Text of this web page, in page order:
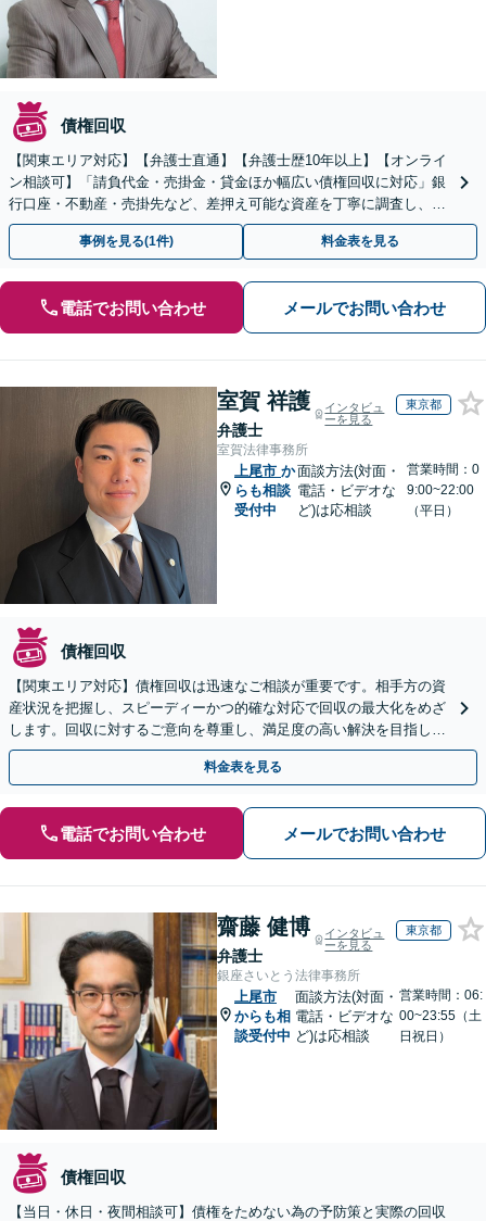
債権回収
【関東エリア対応】【弁護士直通】【弁護士歴10年以上】【オンライ
ン相談可】「請負代金・売掛金・貸金ほか幅広い債権回収に対応」銀
行口座・不動産・売掛先など、差押え可能な資産を丁寧に調査し、効
果的な手続きを選択します【休日・夜間相談可】
事例を見る(1件) 料金表を見る
電話でお問い合わせ メールでお問い合わせ
室賀 祥護
弁護士
インタビュ
ーを見る
東京都
室賀法律事務所
上尾市 か
らも相談
受付中
面談方法(対面・
電話・ビデオな
ど)は応相談
営業時間：0
9:00~22:00
（平日）
債権回収
【関東エリア対応】債権回収は迅速なご相談が重要です。相手方の資
産状況を把握し、スピーディーかつ的確な対応で回収の最大化をめざ
します。回収に対するご意向を尊重し、満足度の高い解決を目指しま
す【休日・夜間相談対応】
料金表を見る
電話でお問い合わせ メールでお問い合わせ
齋藤 健博
弁護士
インタビュ
ーを見る
東京都
銀座さいとう法律事務所
上尾市
からも相
談受付中
面談方法(対面・
電話・ビデオな
ど)は応相談
営業時間：06:
00~23:55（土
日祝日）
債権回収
【当日・休日・夜間相談可】債権をためない為の予防策と実際の回収